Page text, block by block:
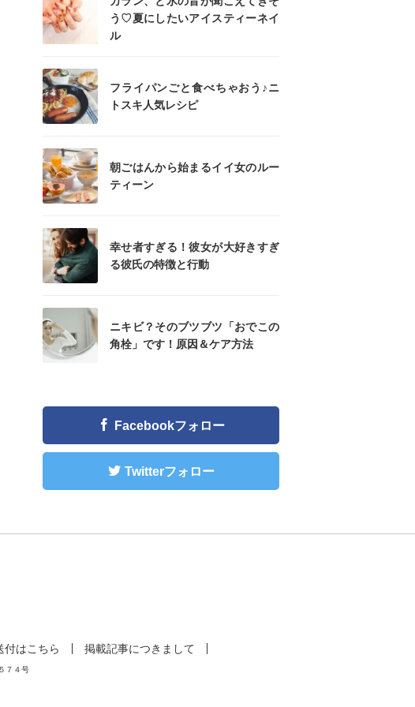
う♡夏にしたいアイスティーネイ
ル
フライパンごと食べちゃおう♪ニ
トスキ人気レシピ
朝ごはんから始まるイイ女のルー
ティーン
幸せ者すぎる！彼女が大好きすぎ
る彼氏の特徴と行動
ニキビ？そのブツブツ「おでこの
角栓」です！原因＆ケア方法
Facebookフォロー
Twitterフォロー
付はこちら 掲載記事につきまして
７４号